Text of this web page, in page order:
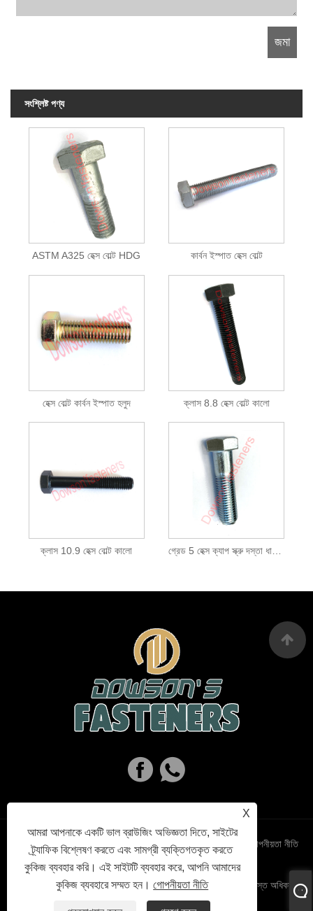
সংশ্লিষ্ট পণ্য
ASTM A325 হেক্স বোল্ট HDG কার্বন ইস্পাত হেক্স বোল্ট
হেক্স বোল্ট কার্বন ইস্পাত হলুদ ক্লাস 8.8 হেক্স বোল্ট কালো
ক্লাস 10.9 হেক্স বোল্ট কালো
X
আমরা আপনাকে একটি ভাল ব্রাউজিং অভিজ্ঞতা দিতে, সাইটের
ট্র্যাফিক বিশ্লেষণ করতে এবং সামগ্রী ব্যক্তিগতকৃত করতে
কুকিজ ব্যবহার করি। এই সাইটটি ব্যবহার করে, আপনি আমাদের
কুকিজ ব্যবহারে সম্মত হন।গোপনীয়তা নীতি
Links Sitemap RSS গোপনীয়তা নীতি
কপিরাইট © 2023 Haiyan Dowson's Fasteners Co,.Ltd. সমস্ত অধিকার
সংরক্ষিত.